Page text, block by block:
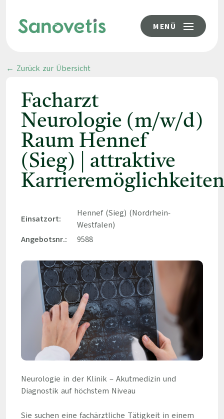
MENÜ
← Zurück zur Übersicht
Facharzt
Neurologie (m/w/d)
Raum Hennef
(Sieg) | attraktive
Karrieremöglichkeiten
Einsatzort:
Hennef (Sieg) (Nordrhein-
Westfalen)
Angebotsnr.:
9588
Neurologie in der Klinik – Akutmedizin und
Diagnostik auf höchstem Niveau
Sie suchen eine fachärztliche Tätigkeit in einem